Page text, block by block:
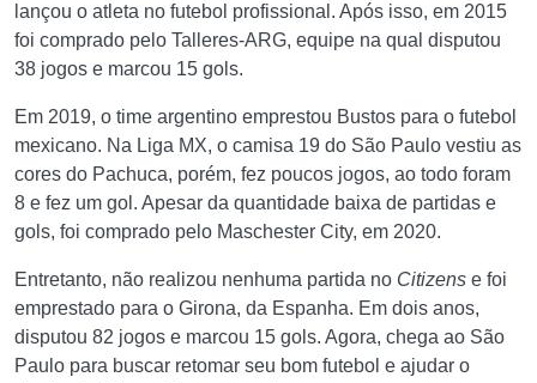
lançou o atleta no futebol profissional. Após isso, em 2015
foi comprado pelo Talleres-ARG, equipe na qual disputou
38 jogos e marcou 15 gols.
Em 2019, o time argentino emprestou Bustos para o futebol
mexicano. Na Liga MX, o camisa 19 do São Paulo vestiu as
cores do Pachuca, porém, fez poucos jogos, ao todo foram
8 e fez um gol. Apesar da quantidade baixa de partidas e
gols, foi comprado pelo Maschester City, em 2020.
Entretanto, não realizou nenhuma partida no Citizens e foi
emprestado para o Girona, da Espanha. Em dois anos,
disputou 82 jogos e marcou 15 gols. Agora, chega ao São
Paulo para buscar retomar seu bom futebol e ajudar o